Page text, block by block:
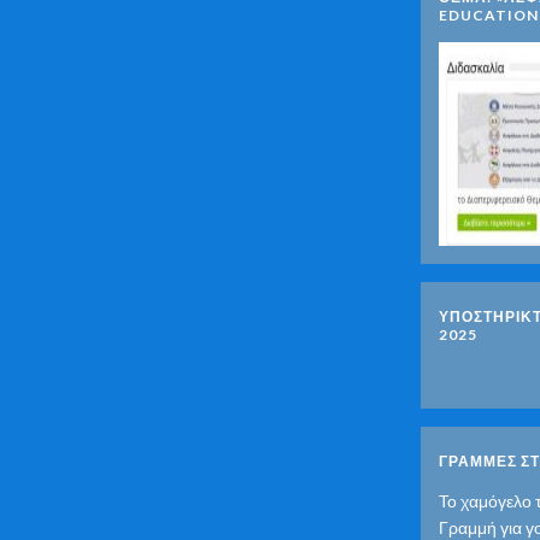
EDUCATION
2025
ΓΡΑΜΜΕΣ
Το χαμόγελο
Γραμμή για